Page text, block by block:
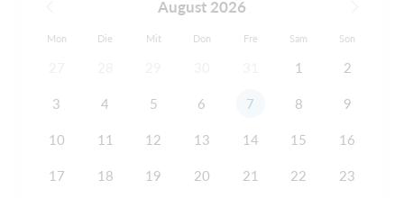
August 2026
Mon Die Mit Don Fre Sam Son
1 2
3 4 5 6 7 8 9
10 11 12 13 14 15 16
17 18 19 20 21 22 23